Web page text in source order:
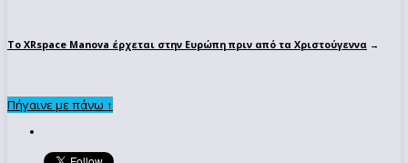
Το XRspace Manova έρχεται στην Ευρώπη πριν από τα Χριστούγεννα →
Πήγαινε με πάνω ↑